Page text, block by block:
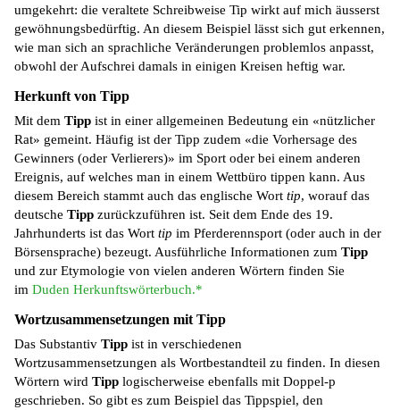
umgekehrt: die veraltete Schreibweise Tip wirkt auf mich äusserst
gewöhnungsbedürftig. An diesem Beispiel lässt sich gut erkennen,
wie man sich an sprachliche Veränderungen problemlos anpasst,
obwohl der Aufschrei damals in einigen Kreisen heftig war.
Herkunft von Tipp
Mit demTipp ist in einer allgemeinen Bedeutung ein «nützlicher
Rat» gemeint. Häufig ist der Tipp zudem «die Vorhersage des
Gewinners (oder Verlierers)» im Sport oder bei einem anderen
Ereignis, auf welches man in einem Wettbüro tippen kann. Aus
diesem Bereich stammt auch das englische Worttip, worauf das
deutscheTipp zurückzuführen ist. Seit dem Ende des 19.
Jahrhunderts ist das Worttip im Pferderennsport (oder auch in der
Börsensprache) bezeugt. Ausführliche Informationen zumTipp
und zur Etymologie von vielen anderen Wörtern finden Sie
imDuden Herkunftswörterbuch.*
Wortzusammensetzungen mit Tipp
Das SubstantivTipp ist in verschiedenen
Wortzusammensetzungen als Wortbestandteil zu finden. In diesen
Wörtern wirdTipp logischerweise ebenfalls mit Doppel-p
geschrieben. So gibt es zum Beispiel das Tippspiel, den